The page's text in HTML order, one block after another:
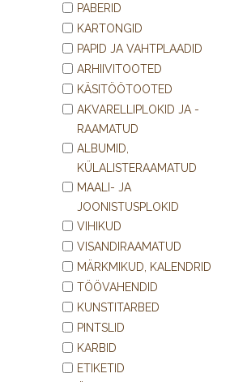
PABERID
KARTONGID
PAPID JA VAHTPLAADID
ARHIIVITOOTED
KÄSITÖÖTOOTED
AKVARELLIPLOKID JA -
RAAMATUD
ALBUMID,
KÜLALISTERAAMATUD
MAALI- JA
JOONISTUSPLOKID
VIHIKUD
VISANDIRAAMATUD
MÄRKMIKUD, KALENDRID
TÖÖVAHENDID
KUNSTITARBED
PINTSLID
KARBID
ETIKETID